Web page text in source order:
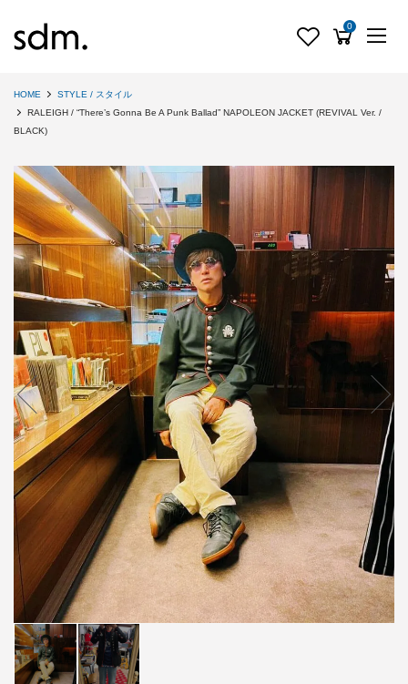
0
HOME
STYLE / スタイル
RALEIGH / “There’s Gonna Be A Punk Ballad” NAPOLEON JACKET (REVIVAL Ver. /
BLACK)